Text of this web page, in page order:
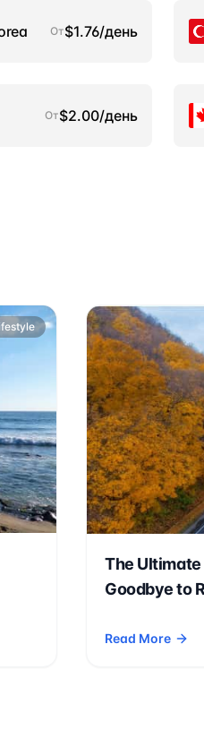
От$1.76/день
От$2.00/день
Solution for Digital Nomads,
The Ultimate
Goodbye to
Read More
- The Ultimate